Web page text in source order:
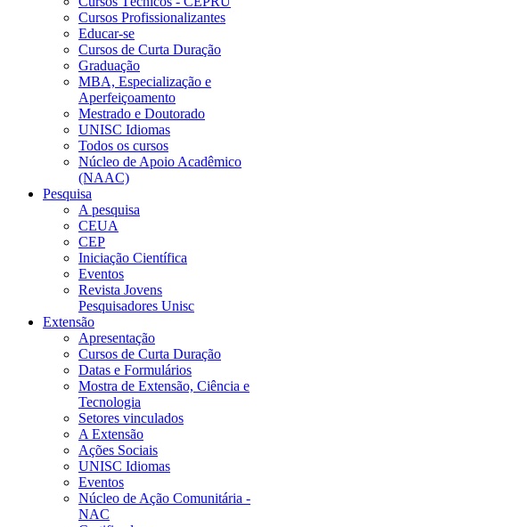
Cursos Profissionalizantes
Educar-se
Cursos de Curta Duração
Graduação
MBA, Especialização e
Aperfeiçoamento
Mestrado e Doutorado
UNISC Idiomas
Todos os cursos
Núcleo de Apoio Acadêmico
(NAAC)
Pesquisa
A pesquisa
CEUA
CEP
Iniciação Científica
Eventos
Revista Jovens
Pesquisadores Unisc
Extensão
Apresentação
Cursos de Curta Duração
Datas e Formulários
Mostra de Extensão, Ciência e
Tecnologia
Setores vinculados
A Extensão
Ações Sociais
UNISC Idiomas
Eventos
Núcleo de Ação Comunitária -
NAC